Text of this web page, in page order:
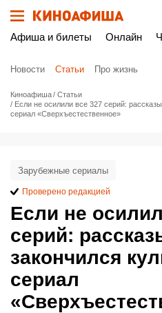
Афиша и билеты Онлайн
Новости Статьи Про жизнь
Киноафиша
Статьи
Если не осилили все 327 серий:
сериал «Сверхъестественное»
Если не
серий:
закончился
сериал
Зарубежные сериалы
Проверено редакцией